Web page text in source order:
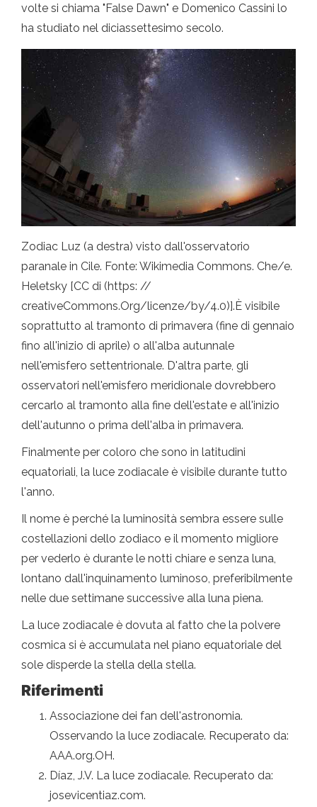
volte si chiama "False Dawn" e Domenico Cassini lo
ha studiato nel diciassettesimo secolo.
Zodiac Luz (a destra) visto dall'osservatorio
paranale in Cile. Fonte: Wikimedia Commons. Che/e.
Heletsky [CC di (https: //
creativeCommons.Org/licenze/by/4.0)].È visibile
soprattutto al tramonto di primavera (fine di gennaio
fino all'inizio di aprile) o all'alba autunnale
nell'emisfero settentrionale. D'altra parte, gli
osservatori nell'emisfero meridionale dovrebbero
cercarlo al tramonto alla fine dell'estate e all'inizio
dell'autunno o prima dell'alba in primavera.
Finalmente per coloro che sono in latitudini
equatoriali, la luce zodiacale è visibile durante tutto
l'anno.
Il nome è perché la luminosità sembra essere sulle
costellazioni dello zodiaco e il momento migliore
per vederlo è durante le notti chiare e senza luna,
lontano dall'inquinamento luminoso, preferibilmente
nelle due settimane successive alla luna piena.
La luce zodiacale è dovuta al fatto che la polvere
cosmica si è accumulata nel piano equatoriale del
sole disperde la stella della stella.
Riferimenti
Associazione dei fan dell'astronomia.
Osservando la luce zodiacale. Recuperato da:
AAA.org.OH.
Díaz, J.V. La luce zodiacale. Recuperato da:
josevicentiaz.com.